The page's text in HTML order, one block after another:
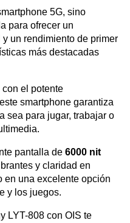
5G, sino
para ofrecer un
un rendimiento de primer
más destacadas
el potente
smartphone garantiza
sea para jugar, trabajar o
pantalla de 6000 nit
y claridad en
en una excelente opción
y los juegos.
LYT-808 con OIS te